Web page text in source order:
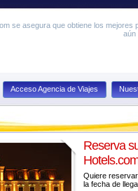
se asegura que obtiene los
aún
Acceso Agencia de Viajes
Reserva
Quiere
la fecha de